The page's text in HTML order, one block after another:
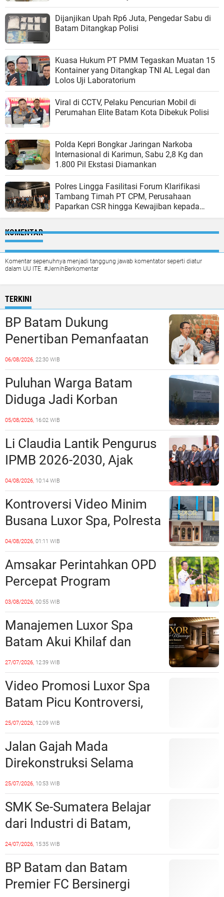
Dijanjikan Upah Rp6 Juta, Pengedar Sabu di
Batam Ditangkap Polisi
Kuasa Hukum PT PMM Tegaskan Muatan 15
Kontainer yang Ditangkap TNI AL Legal dan
Lolos Uji Laboratorium
Viral di CCTV, Pelaku Pencurian Mobil di
Perumahan Elite Batam Kota Dibekuk Polisi
Polda Kepri Bongkar Jaringan Narkoba
Internasional di Karimun, Sabu 2,8 Kg dan
1.800 Pil Ekstasi Diamankan
Polres Lingga Fasilitasi Forum Klarifikasi
Tambang Timah PT CPM, Perusahaan
Paparkan CSR hingga Kewajiban kepada
KOMENTAR
Komentar sepenuhnya menjadi tanggung jawab komentator seperti diatur
dalam UU ITE. #JernihBerkomentar
TERKINI
BP Batam Dukung
Penertiban Pemanfaatan
Ruang Laut Sesuai
Ketentuan Peraturan
Perundang-undangan
06/08/2026, 22:30 WIB
Puluhan Warga Batam
Diduga Jadi Korban
Penipuan Kavling Hingga
Miliaran Rupiah, Laporan ke
Polda Kepri Jalan di
Tempat?
05/08/2026, 16:02 WIB
Li Claudia Lantik Pengurus
IPMB 2026-2030, Ajak
Perkuat Kerukunan dan
Sinergi dengan Pemko
Batam
04/08/2026, 10:14 WIB
Kontroversi Video Minim
Busana Luxor Spa, Polresta
Barelang Usut Tuntas
Unsur Pelanggaran Hukum
04/08/2026, 01:11 WIB
Amsakar Perintahkan OPD
Percepat Program
Prioritas, Targetkan
Realisasi Pembangunan
Lampaui 50 Persen
03/08/2026, 00:55 WIB
Manajemen Luxor Spa
Batam Akui Khilaf dan
Minta Maaf, Konten
Langsung Di-Takedown
27/07/2026, 12:39 WIB
Video Promosi Luxor Spa
Batam Picu Kontroversi,
Dinilai Bermuatan Sensual
25/07/2026, 12:09 WIB
Jalan Gajah Mada
Direkonstruksi Selama
Empat Minggu, Ini Skema
Rekayasa Lalu Lintasnya
25/07/2026, 10:53 WIB
SMK Se-Sumatera Belajar
dari Industri di Batam,
Siapkan Lulusan Siap Kerja
Era Digital
24/07/2026, 15:35 WIB
BP Batam dan Batam
Premier FC Bersinergi